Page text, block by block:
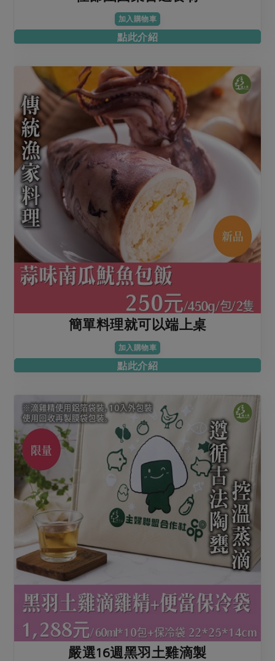
加入購物車
點此介紹
簡單料理就可以端上桌
加入購物車
點此介紹
嚴選16週黑羽土雞滴製